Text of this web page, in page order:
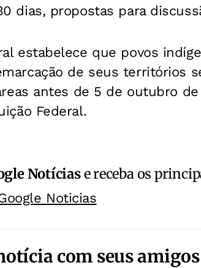
dias, propostas para
estabelece que povos
de seus territórios
antes de 5 de outubro de
Federal.
Notíciase receba os
Noticias
com seus amigos